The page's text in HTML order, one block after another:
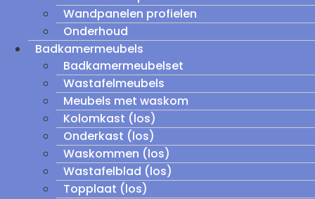
Wandpanelen profielen
Onderhoud
Badkamermeubels
Badkamermeubelset
Wastafelmeubels
Meubels met waskom
Kolomkast (los)
Onderkast (los)
Waskommen (los)
Wastafelblad (los)
Topplaat (los)